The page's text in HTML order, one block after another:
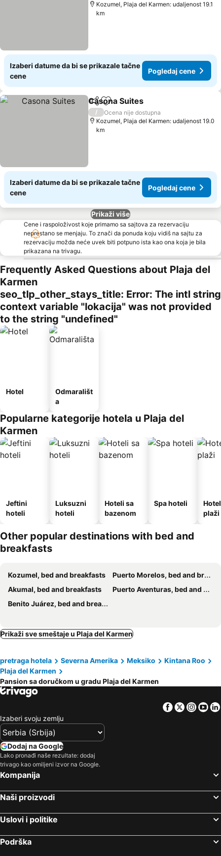
Kozumel, Plaja del Karmen: udaljenost 19.1
km
Izaberi datume da bi se prikazale tačne
cene
Pogledaj cene
Deli Dodati u favorite
Casona Suites
/
Ocena nije dostupna
Kozumel, Plaja del Karmen: udaljenost 19.0
km
Izaberi datume da bi se prikazale tačne
cene
Pogledaj cene
Prikaži više
Cene i raspoloživost koje primamo sa sajtova za rezervaciju
neprestano se menjaju. To znači da ponuda koju vidiš na sajtu za
rezervaciju možda neće uvek biti potpuno ista kao ona koja je bila
prikazana na trivagu.
Frequently Asked Questions about Plaja del
Karmen
seo_tlp_other_stays_title: Error: The intl string
context variable "lokacija" was not provided
to the string "undefined"
Hotel
Odmarališt
a
Popularne kategorije hotela u Plaja del
Karmen
Jeftini
hoteli
Luksuzni
hoteli
Hoteli sa
bazenom
Spa hoteli
plaži
Other popular destinations with bed and
breakfasts
Kozumel, bed and breakfasts
Puerto Morelos, bed and breakfasts
Akumal, bed and breakfasts
Puerto Aventuras, bed and breakfasts
Benito Juárez, bed and breakfasts
Prikaži sve smeštaje u Plaja del Karmen
pretraga hotela Severna Amerika Meksiko
Kintana Roo
Plaja del Karmen
Pansion sa doručkom u gradu Plaja del Karmen
Facebook
Twitter
Izaberi svoju zemlju
Dodaj na Google
Lako pronađi naše rezultate: dodaj
trivago kao omiljeni izvor na Google.
Kompanija
Naši proizvodi
Uslovi i politike
Podrška